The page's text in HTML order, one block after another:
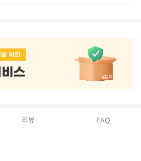
리뷰 FAQ